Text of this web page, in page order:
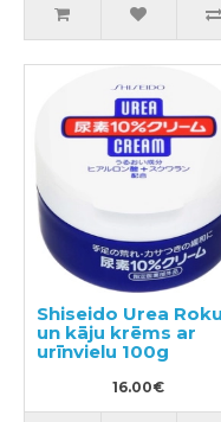
Shiseido Urea Roku
un kāju krēms ar
urīnvielu 100g
16.00€